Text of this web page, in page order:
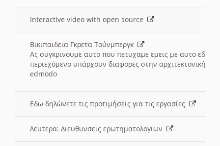
Interactive video with open source
Βικιπαιδεια Γκρετα Τούνμπεργκ
Ας συγκρινουμε αυτο που πετυχαμε εμεις με αυτο εδω
περιεχόμενο υπάρχουν διαφορες στην αρχιτεκτονική
edmodo
Εδω δηλώνετε τις προτιμήσεις για τις εργασίες
Δευτερα: Διευθυνσεις ερωτηματολογιων